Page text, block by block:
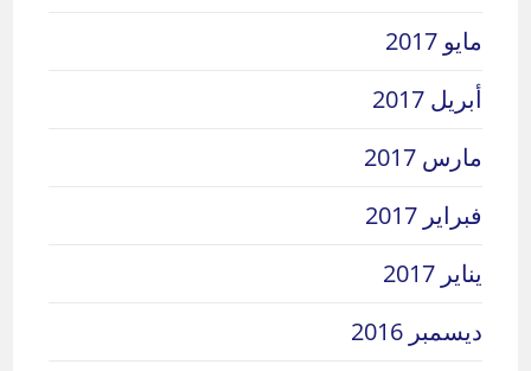
مايو 2017
أبريل 2017
مارس 2017
فبراير 2017
يناير 2017
ديسمبر 2016